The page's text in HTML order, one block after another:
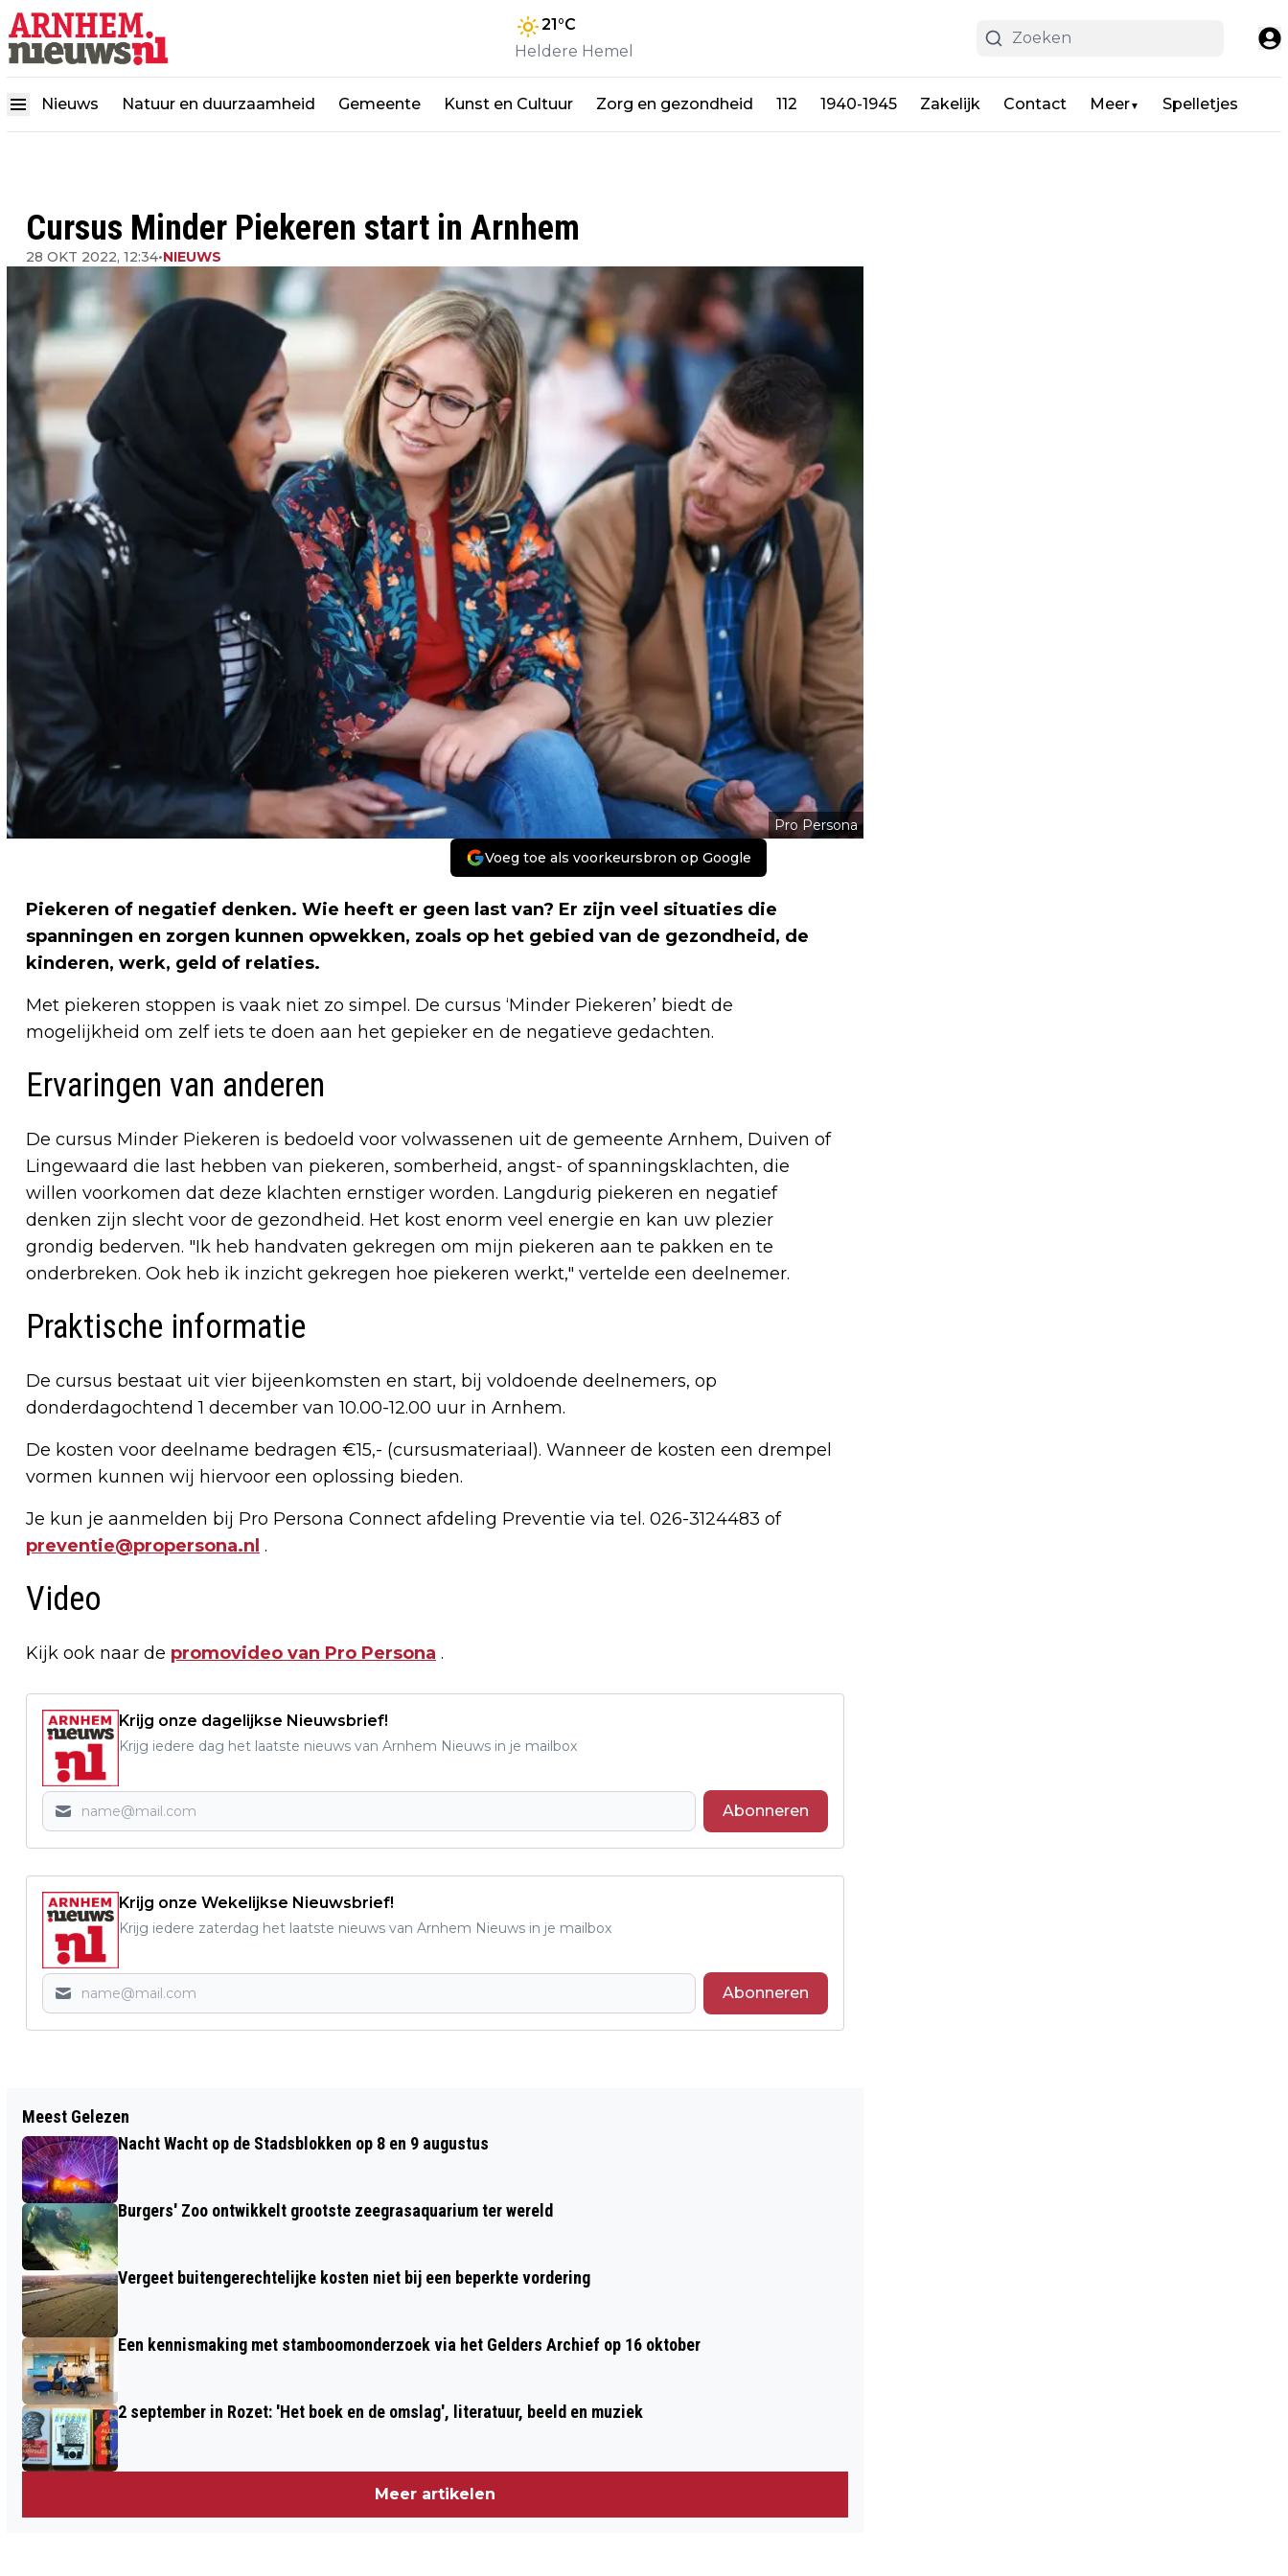
21°C
Heldere Hemel
Nieuws Natuur en duurzaamheid Gemeente Kunst en Cultuur Zorg en gezondheid 112 1940-1945 Zakelijk Contact Meer▼ Spelletjes
Cursus Minder Piekeren start in Arnhem
28 OKT 2022, 12:34•NIEUWS
Pro Persona
Voeg toe als voorkeursbron op Google
Piekeren of negatief denken. Wie heeft er geen last van? Er zijn veel situaties die
spanningen en zorgen kunnen opwekken, zoals op het gebied van de gezondheid, de
kinderen, werk, geld of relaties.
Met piekeren stoppen is vaak niet zo simpel. De cursus ‘Minder Piekeren’ biedt de
mogelijkheid om zelf iets te doen aan het gepieker en de negatieve gedachten.
Ervaringen van anderen
De cursus Minder Piekeren is bedoeld voor volwassenen uit de gemeente Arnhem, Duiven of
Lingewaard die last hebben van piekeren, somberheid, angst- of spanningsklachten, die
willen voorkomen dat deze klachten ernstiger worden. Langdurig piekeren en negatief
denken zijn slecht voor de gezondheid. Het kost enorm veel energie en kan uw plezier
grondig bederven. "Ik heb handvaten gekregen om mijn piekeren aan te pakken en te
onderbreken. Ook heb ik inzicht gekregen hoe piekeren werkt," vertelde een deelnemer.
Praktische informatie
De cursus bestaat uit vier bijeenkomsten en start, bij voldoende deelnemers, op
donderdagochtend 1 december van 10.00-12.00 uur in Arnhem.
De kosten voor deelname bedragen €15,- (cursusmateriaal). Wanneer de kosten een drempel
vormen kunnen wij hiervoor een oplossing bieden.
Je kun je aanmelden bij Pro Persona Connect afdeling Preventie via tel. 026-3124483 of
preventie@propersona.nl .
Video
Kijk ook naar de promovideo van Pro Persona .
Krijg onze dagelijkse Nieuwsbrief!
Krijg iedere dag het laatste nieuws van Arnhem Nieuws in je mailbox
Abonneren
Krijg onze Wekelijkse Nieuwsbrief!
Krijg iedere zaterdag het laatste nieuws van Arnhem Nieuws in je mailbox
Abonneren
INFORMATIEAVOND
PLEEGZORG/STEUNOUDERS OP 8
NOVEMBER IN GELREDOME
BESTE UIT 'AANGENAAM KLASSIEK'
Meest Gelezen
Nacht Wacht op de Stadsblokken op 8 en 9 augustus
Burgers' Zoo ontwikkelt grootste zeegrasaquarium ter wereld
Vergeet buitengerechtelijke kosten niet bij een beperkte vordering
Een kennismaking met stamboomonderzoek via het Gelders Archief op 16 oktober
2 september in Rozet: 'Het boek en de omslag', literatuur, beeld en muziek
Meer artikelen